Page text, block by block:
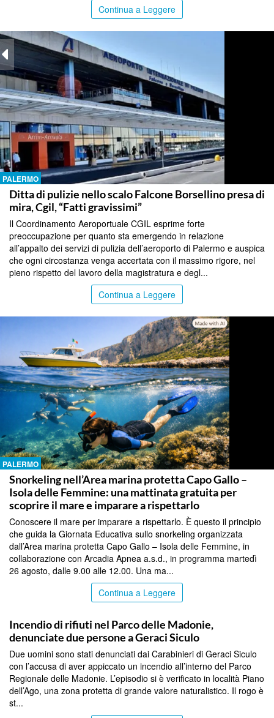
Continua a Leggere
PALERMO
Ditta di pulizie nello scalo Falcone Borsellino presa di
mira, Cgil, “Fatti gravissimi”
Il Coordinamento Aeroportuale CGIL esprime forte
preoccupazione per quanto sta emergendo in relazione
all’appalto dei servizi di pulizia dell’aeroporto di Palermo e auspica
che ogni circostanza venga accertata con il massimo rigore, nel
pieno rispetto del lavoro della magistratura e degl...
Continua a Leggere
PALERMO
Snorkeling nell’Area marina protetta Capo Gallo –
Isola delle Femmine: una mattinata gratuita per
scoprire il mare e imparare a rispettarlo
Conoscere il mare per imparare a rispettarlo. È questo il principio
che guida la Giornata Educativa sullo snorkeling organizzata
dall’Area marina protetta Capo Gallo – Isola delle Femmine, in
collaborazione con Arcadia Apnea a.s.d., in programma martedì
26 agosto, dalle 9.00 alle 12.00. Una ma...
Continua a Leggere
Incendio di rifiuti nel Parco delle Madonie,
denunciate due persone a Geraci Siculo
Due uomini sono stati denunciati dai Carabinieri di Geraci Siculo
con l’accusa di aver appiccato un incendio all’interno del Parco
Regionale delle Madonie. L’episodio si è verificato in località Piano
dell’Ago, una zona protetta di grande valore naturalistico. Il rogo è
st...